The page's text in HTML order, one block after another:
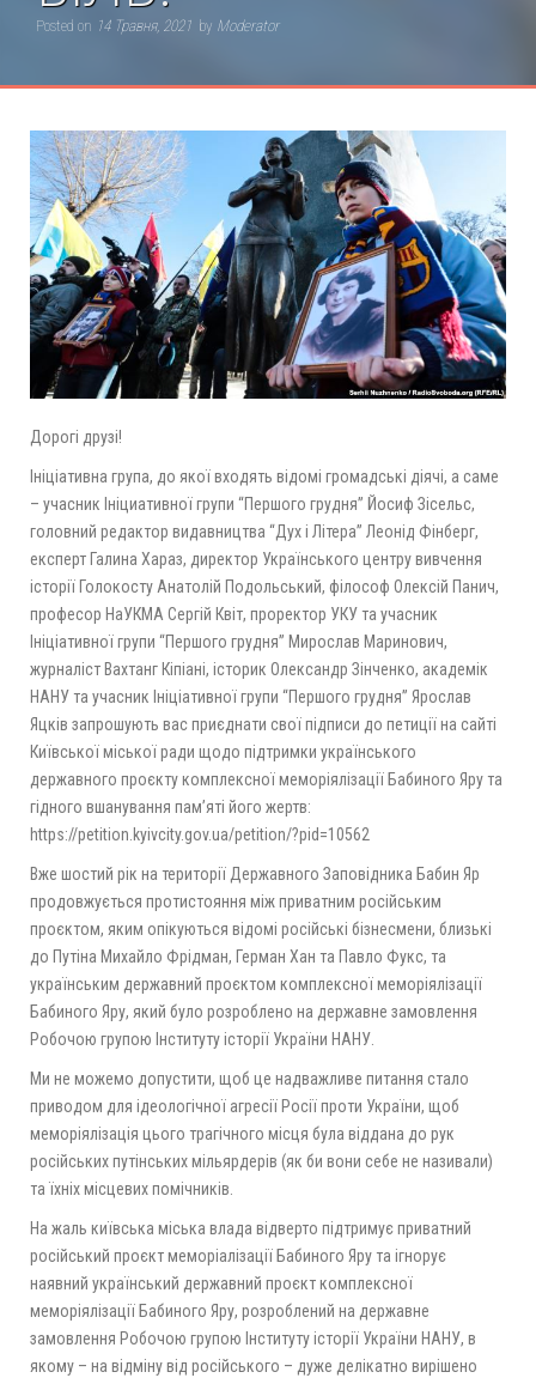
Posted on 14 Травня, 2021 by Moderator
Дорогі друзі!
Ініціативна група, до якої входять відомі громадські діячі, а саме
– учасник Ініциативної групи “Першого грудня” Йосиф Зісельс,
головний редактор видавництва “Дух і Літера” Леонід Фінберг,
експерт Галина Хараз, директор Українського центру вивчення
історії Голокосту Анатолій Подольський, філософ Олексій Панич,
професор НаУКМА Сергій Квіт, проректор УКУ та учасник
Ініціативної групи “Першого грудня” Мирослав Маринович,
журналіст Вахтанг Кіпіані, історик Олександр Зінченко, академік
НАНУ та учасник Ініціативної групи “Першого грудня” Ярослав
Яцків запрошують вас приєднати свої підписи до петиції на сайті
Київської міської ради щодо підтримки українського
державного проєкту комплексної меморіялізації Бабиного Яру та
гідного вшанування пам’яті його жертв:
https://petition.kyivcity.gov.ua/petition/?pid=10562
Вже шостий рік на території Державного Заповідника Бабин Яр
продовжується протистояння між приватним російським
проєктом, яким опікуються відомі російські бізнесмени, близькі
до Путіна Михайло Фрідман, Герман Хан та Павло Фукс, та
українським державний проєктом комплексної меморіялізації
Бабиного Яру, який було розроблено на державне замовлення
Робочою групою Інституту історії України НАНУ.
Ми не можемо допустити, щоб це надважливе питання стало
приводом для ідеологічної агресії Росії проти України, щоб
меморіялізація цього трагічного місця була віддана до рук
російських путінських мільярдерів (як би вони себе не називали)
та їхніх місцевих помічників.
На жаль київська міська влада відверто підтримує приватний
російський проєкт меморіалізації Бабиного Яру та ігнорує
наявний український державний проєкт комплексної
меморіялізації Бабиного Яру, розроблений на державне
замовлення Робочою групою Інституту історії України НАНУ, в
якому – на відміну від російського – дуже делікатно вирішено